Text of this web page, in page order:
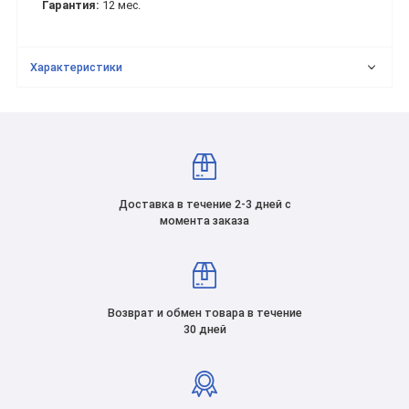
Гарантия: 12 мес.
Характеристики
Доставка в течение 2-3 дней с
момента заказа
Возврат и обмен товара в течение
30 дней